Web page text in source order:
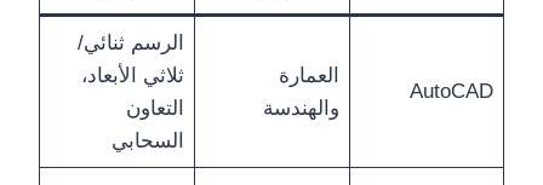
AutoCAD
العمارة
والهندسة
الرسم ثنائي/
ثلاثي الأبعاد،
التعاون
السحابي